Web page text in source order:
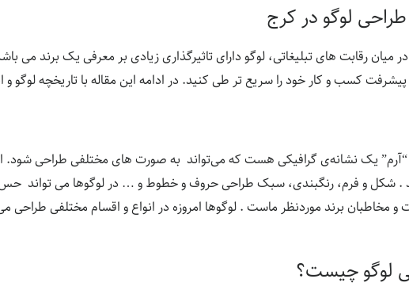
لوگو در کرج
میان رقابت های تبلیغاتی، لوگو دارای تاثیرگذاری زیادی بر معرفی یک برند
پیشرفت کسب و کار خود را سریع تر طی کنید. در ادامه این مقاله با تاریخچه لوگو
“آرم” یک نشانه‌ی گرافیکی هست که می‌تواند به صورت های مختلفی طراحی شود.
. شکل و فرم، رنگبندی، سبک طراحی حروف و خطوط و … در لوگوها می تواند حس
و مخاطبان برند موردنظر ماست . لوگوها امروزه در انواع و اقسام مختلفی
لوگو چیست؟